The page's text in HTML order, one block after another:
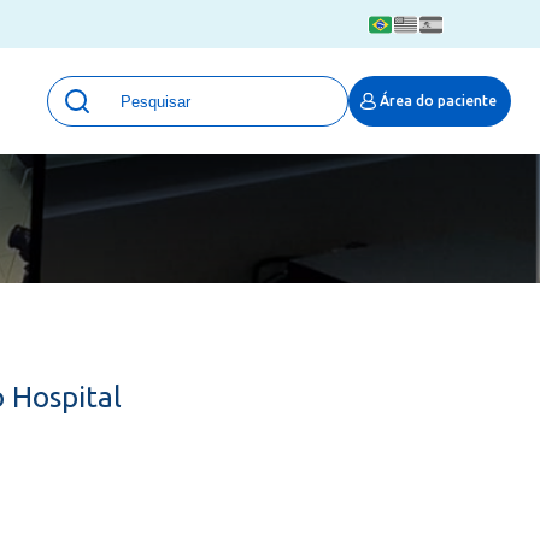
Área do paciente
Unidades
Qualidade e Segurança em saúde
Portal Pesquisa
Hospital